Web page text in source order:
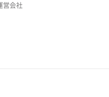
営会社